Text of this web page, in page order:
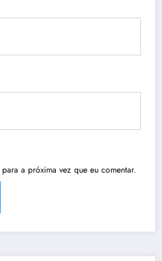
a próxima vez que eu comentar.